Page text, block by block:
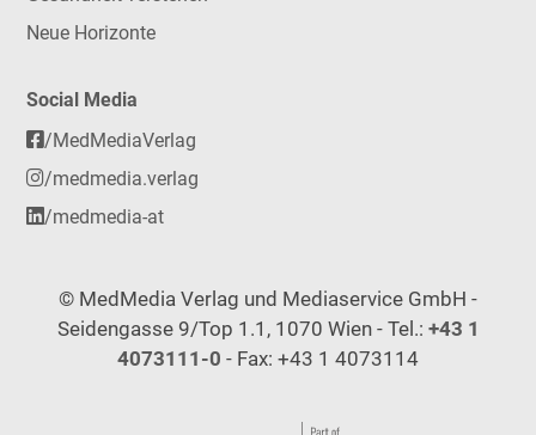
Neue Horizonte
Social Media
/MedMediaVerlag
/medmedia.verlag
/medmedia-at
© MedMedia Verlag und Mediaservice GmbH -
Seidengasse 9/Top 1.1, 1070 Wien - Tel.: +43 1
4073111-0 - Fax: +43 1 4073114